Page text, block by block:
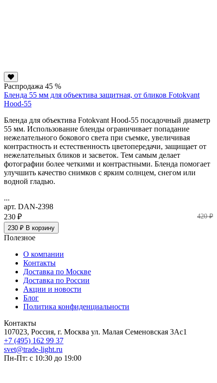
Распродажа 45 %
Бленда 55 мм для объектива защитная, от бликов Fotokvant
Hood-55
Бленда для объектива Fotokvant Hood-55 посадочный диаметр
55 мм. Использование бленды ограничивает попадание
нежелательного бокового света при съемке, увеличивая
контрастность и естественность цветопередачи, защищает от
нежелательных бликов и засветок. Тем самым делает
фотографии более четкими и контрастными. Бленда помогает
улучшить качество снимков с ярким солнцем, снегом или
водной гладью.
...
арт. DAN-2398
230 ₽
420 ₽
230 ₽ В корзину
Полезное
О компании
Контакты
Доставка по Москве
Доставка по России
Акции и новости
Блог
Политика конфиденциальности
Контакты
107023, Россия, г. Москва ул. Малая Семеновская 3Ас1
+7 (495) 162 99 37
svet@trade-light.ru
Пн-Пт: с 10:30 до 19:00